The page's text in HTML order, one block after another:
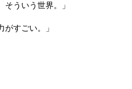
ういう世界。」
がすごい。」